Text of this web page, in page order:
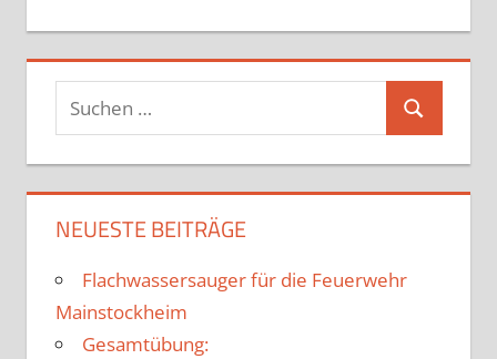
Suchen
nach:
Suchen
NEUESTE BEITRÄGE
Flachwassersauger für die Feuerwehr
Mainstockheim
Gesamtübung: